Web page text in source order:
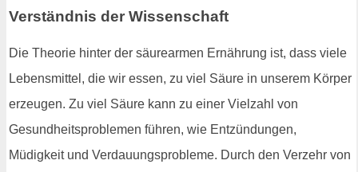
Verständnis der Wissenschaft
Die Theorie hinter der säurearmen Ernährung ist, dass viele
Lebensmittel, die wir essen, zu viel Säure in unserem Körper
erzeugen. Zu viel Säure kann zu einer Vielzahl von
Gesundheitsproblemen führen, wie Entzündungen,
Müdigkeit und Verdauungsprobleme. Durch den Verzehr von